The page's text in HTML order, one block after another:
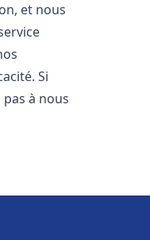
et nous
Si
à nous